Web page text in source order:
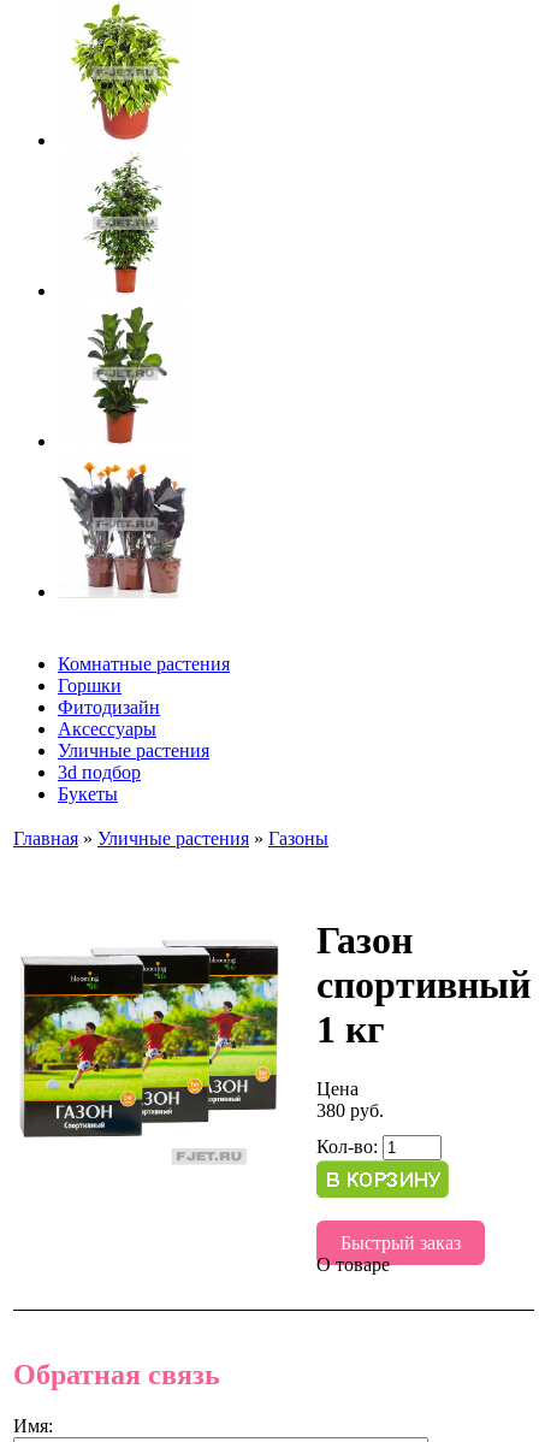
Комнатные растения
Горшки
Фитодизайн
Аксессуары
Уличные растения
3d подбор
Букеты
Главная » Уличные растения » Газоны
Газон
спортивный
1 кг
Цена
380 руб.
Кол-во:
Быстрый заказ
О товаре
Обратная связь
Имя: